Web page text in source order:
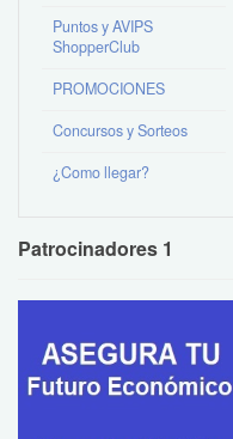
Puntos y AVIPS
ShopperClub
PROMOCIONES
Concursos y Sorteos
¿Como llegar?
Patrocinadores 1